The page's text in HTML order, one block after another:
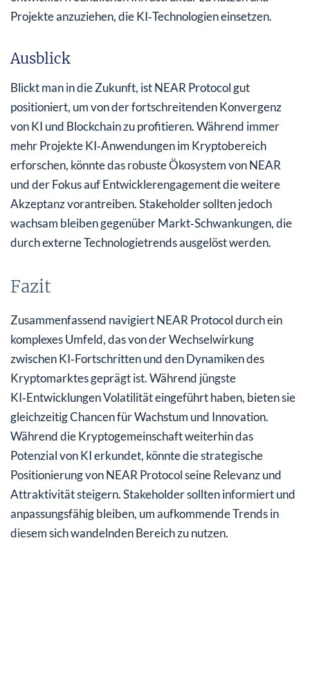
Projekte anzuziehen, die KI‑Technologien einsetzen.
Ausblick
Blickt man in die Zukunft, ist NEAR Protocol gut
positioniert, um von der fortschreitenden Konvergenz
von KI und Blockchain zu profitieren. Während immer
mehr Projekte KI‑Anwendungen im Kryptobereich
erforschen, könnte das robuste Ökosystem von NEAR
und der Fokus auf Entwicklerengagement die weitere
Akzeptanz vorantreiben. Stakeholder sollten jedoch
wachsam bleiben gegenüber Markt‑Schwankungen, die
durch externe Technologietrends ausgelöst werden.
Fazit
Zusammenfassend navigiert NEAR Protocol durch ein
komplexes Umfeld, das von der Wechselwirkung
zwischen KI‑Fortschritten und den Dynamiken des
Kryptomarktes geprägt ist. Während jüngste
KI‑Entwicklungen Volatilität eingeführt haben, bieten sie
gleichzeitig Chancen für Wachstum und Innovation.
Während die Kryptogemeinschaft weiterhin das
Potenzial von KI erkundet, könnte die strategische
Positionierung von NEAR Protocol seine Relevanz und
Attraktivität steigern. Stakeholder sollten informiert und
anpassungsfähig bleiben, um aufkommende Trends in
diesem sich wandelnden Bereich zu nutzen.